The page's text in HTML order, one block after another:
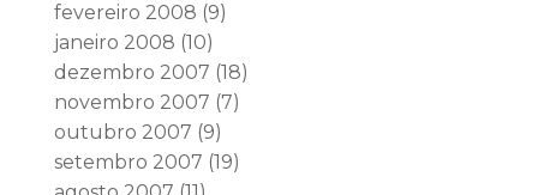
fevereiro 2008 (9)
janeiro 2008 (10)
dezembro 2007 (18)
novembro 2007 (7)
outubro 2007 (9)
setembro 2007 (19)